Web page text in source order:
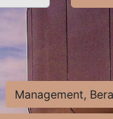
Management,